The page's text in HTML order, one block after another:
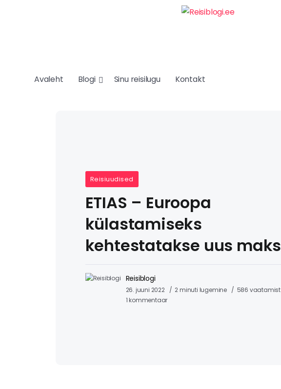
Avaleht Blogi Sinu reisilugu Kontakt
Reisiuudised
ETIAS – Euroopa
külastamiseks
kehtestatakse uus maks
Reisiblogi
26. juuni 2022 2 minuti lugemine
586 vaatamist
1 kommentaar